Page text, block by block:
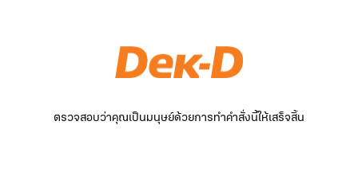
ตรวจสอบว่าคุณเป็นมนุษย์ด้วยการทำคำสั่งนี้ให้เสร็จสิ้น